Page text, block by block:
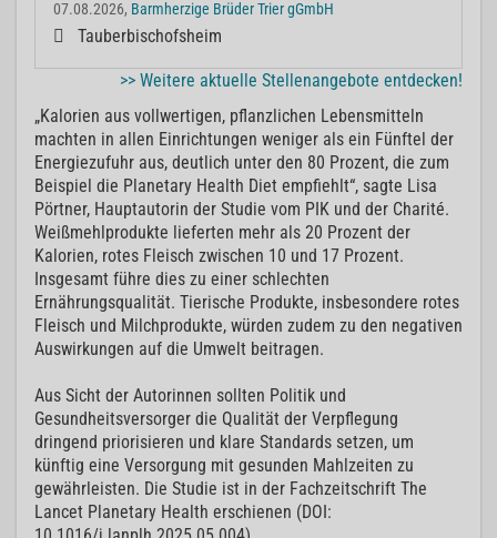
07.08.2026, Barmherzige Brüder Trier gGmbH
Tauberbischofsheim
>> Weitere aktuelle Stellenangebote entdecken!
„Kalorien aus vollwertigen, pflanzlichen Lebensmitteln
machten in allen Einrichtungen weniger als ein Fünftel der
Energiezufuhr aus, deutlich unter den 80 Prozent, die zum
Beispiel die Planetary Health Diet empfiehlt“, sagte Lisa
Pörtner, Hauptautorin der Studie vom PIK und der Charité.
Weißmehlprodukte lieferten mehr als 20 Prozent der
Kalorien, rotes Fleisch zwischen 10 und 17 Prozent.
Insgesamt führe dies zu einer schlechten
Ernährungsqualität. Tierische Produkte, insbesondere rotes
Fleisch und Milchprodukte, würden zudem zu den negativen
Auswirkungen auf die Umwelt beitragen.
Aus Sicht der Autorinnen sollten Politik und
Gesundheitsversorger die Qualität der Verpflegung
dringend priorisieren und klare Standards setzen, um
künftig eine Versorgung mit gesunden Mahlzeiten zu
gewährleisten. Die Studie ist in der Fachzeitschrift The
Lancet Planetary Health erschienen (DOI: